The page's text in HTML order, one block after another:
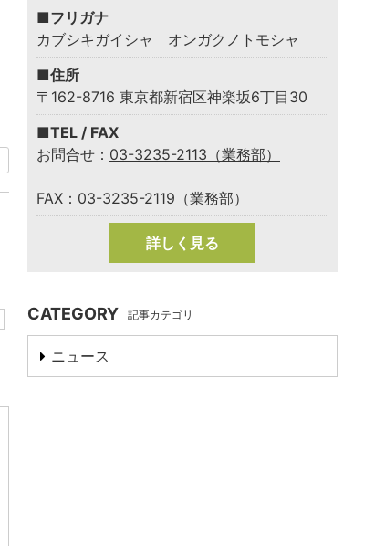
■フリガナ
カブシキガイシャ オンガクノトモシャ
■住所
〒162-8716 東京都新宿区神楽坂6丁目30
■TEL / FAX
お問合せ： 03-3235-2113（業務部）
FAX：03-3235-2119（業務部）
詳しく見る
CATEGORY 記事カテゴリ
ニュース